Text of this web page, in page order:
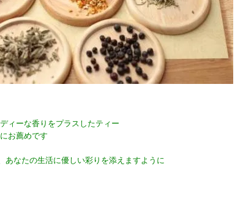
ィーな香りをプラスしたティー
お薦めです
あなたの生活に優しい彩りを添えますように